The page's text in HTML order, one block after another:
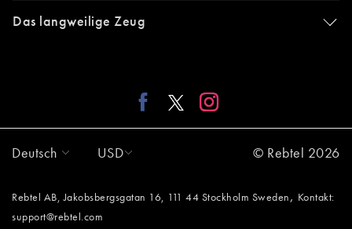
Das langweilige Zeug
Deutsch USD © Rebtel 2026
Rebtel AB, Jakobsbergsgatan 16, 111 44 Stockholm Sweden ,
Kontakt:
support@rebtel.com